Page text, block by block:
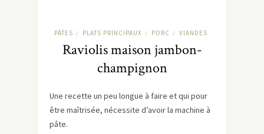
PÂTES / PLATS PRINCIPAUX / PORC / VIANDES
Raviolis maison jambon-
champignon
Une recette un peu longue à faire et qui pour
être maîtrisée, nécessite d’avoir la machine à
pâte.